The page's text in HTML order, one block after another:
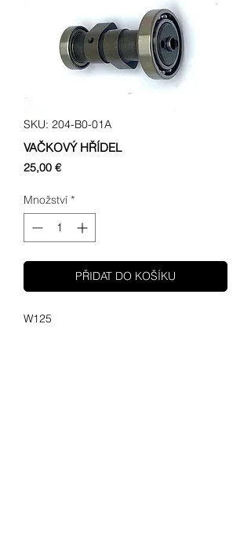
SKU: 204-B0-01A
VAČKOVÝ HŘÍDEL
25,00 €Cena
Množství *
PŘIDAT DO KOŠÍKU
W125